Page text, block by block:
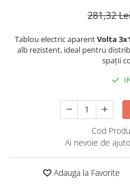
Iluminat arhitectural
Lampadare
Becuri LED Decor
281,32
Tablou electric aparentVolta
alb rezistent, ideal pentru
spații
Cod
Ai nevoie de
Adauga la Favorite